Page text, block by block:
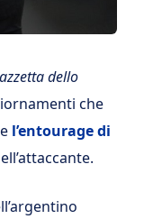
dello
che
e l’entourage di